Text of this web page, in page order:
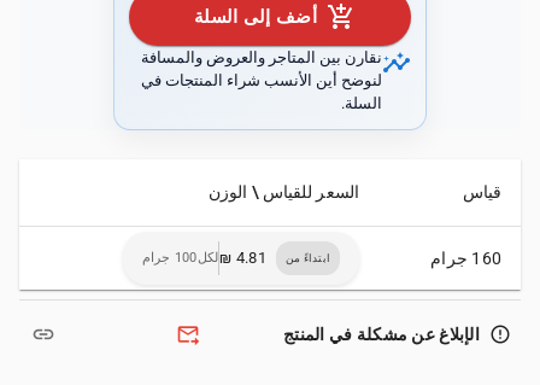
add_shopping_cart أضف إلى السلة
insightsنقارن بين المتاجر والعروض والمسافة
لنوضح أين الأنسب شراء المنتجات في
السلة.
قياس السعر للقياس \ الوزن
160 جرام ابتداءً من لكل100 جرام
error_outline الإبلاغ عن مشكلة في المنتج forward_to_inbox
link